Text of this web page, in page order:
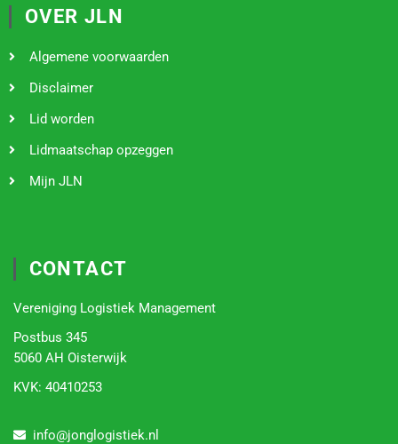
OVER JLN
Algemene voorwaarden
Disclaimer
Lid worden
Lidmaatschap opzeggen
Mijn JLN
CONTACT
Vereniging Logistiek Management
Postbus 345
5060 AH Oisterwijk
KVK: 40410253
info@jonglogistiek.nl